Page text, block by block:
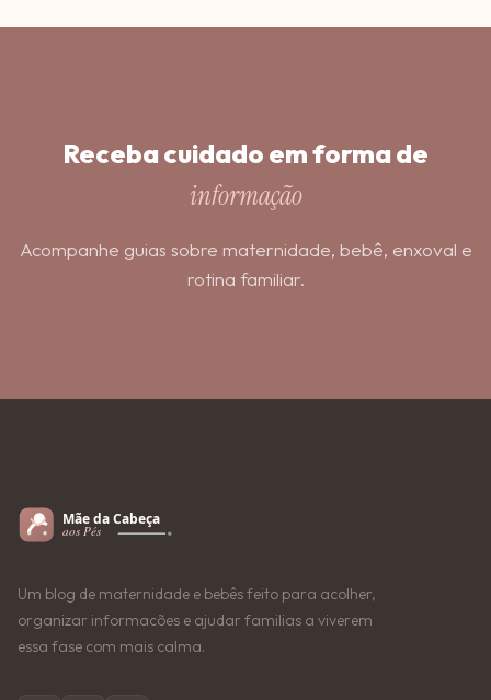
Receba cuidado em forma de
informação
Acompanhe guias sobre maternidade, bebê, enxoval e
rotina familiar.
Um blog de maternidade e bebês feito para acolher,
organizar informacões e ajudar familias a viverem
essa fase com mais calma.